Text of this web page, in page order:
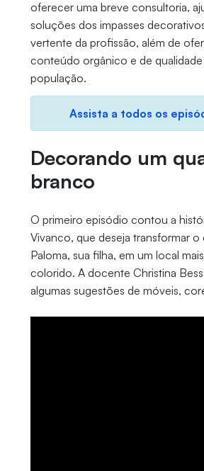
oferecer uma breve consultoria,
soluções dos impasses
vertente da profissão, além de
conteúdo orgânico e de qualidade
população.
Assista a todos os
Decorando um
branco
O primeiro episódio contou a
Vivanco, que deseja transformar o
Paloma, sua filha, em um local
colorido. A docente Christina
algumas sugestões de móveis,